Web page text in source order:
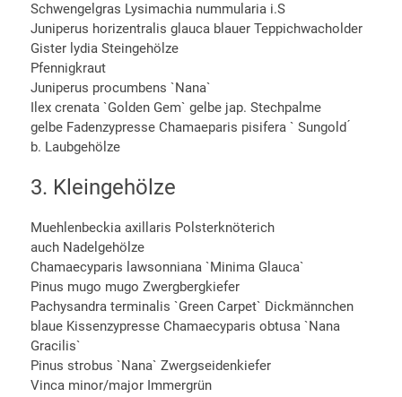
Schwengelgras Lysimachia nummularia i.S
Juniperus horizentralis glauca blauer Teppichwacholder
Gister lydia Steingehölze
Pfennigkraut
Juniperus procumbens `Nana`
Ilex crenata `Golden Gem` gelbe jap. Stechpalme
gelbe Fadenzypresse Chamaeparis pisifera ` Sungold ́
b. Laubgehölze
3. Kleingehölze
Muehlenbeckia axillaris Polsterknöterich
auch Nadelgehölze
Chamaecyparis lawsonniana `Minima Glauca`
Pinus mugo mugo Zwergbergkiefer
Pachysandra terminalis `Green Carpet` Dickmännchen
blaue Kissenzypresse Chamaecyparis obtusa `Nana
Gracilis`
Pinus strobus `Nana` Zwergseidenkiefer
Vinca minor/major Immergrün